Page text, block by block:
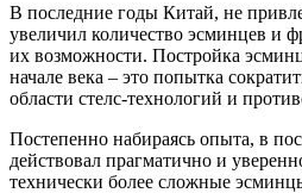
В последние годы Китай, не
увеличил количество эсминцев и
их возможности. Постройка
начале века – это попытка
области стелс-технологий и
Постепенно набираясь опыта, в
действовал прагматично и
технически более сложные